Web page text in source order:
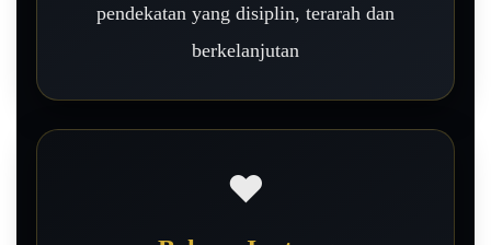
pendekatan yang disiplin, terarah dan
berkelanjutan
❤️